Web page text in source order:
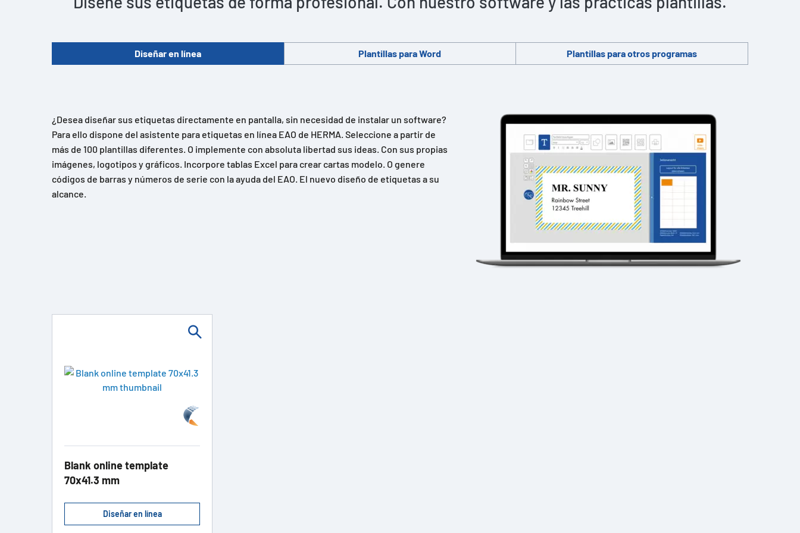
Diseñar en línea Plantillas para Word Plantillas para otros programas
¿Desea diseñar sus etiquetas directamente en pantalla, sin necesidad de instalar un software?
Para ello dispone del asistente para etiquetas en línea EAO de HERMA. Seleccione a partir de
más de 100 plantillas diferentes. O implemente con absoluta libertad sus ideas. Con sus propias
imágenes, logotipos y gráficos. Incorpore tablas Excel para crear cartas modelo. O genere
códigos de barras y números de serie con la ayuda del EAO. El nuevo diseño de etiquetas a su
alcance.
Blank online template
70x41.3 mm
Diseñar en línea